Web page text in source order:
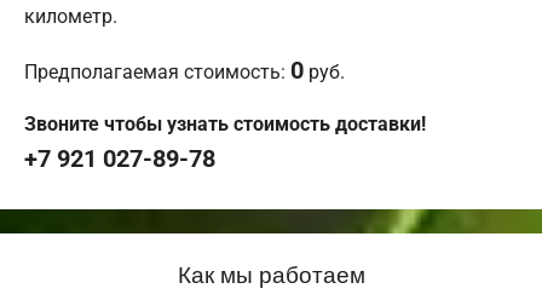
километр.
Предполагаемая стоимость: 0 руб.
Звоните чтобы узнать стоимость доставки!
+7 921 027-89-78
Как мы работаем